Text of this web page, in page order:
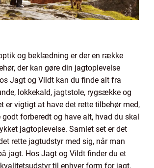
og beklædning er der en række
der kan gøre din jagtoplevelse
Jagt og Vildt kan du finde alt fra
lokkekald, jagtstole, rygsække og
er vigtigt at have det rette tilbehør med,
forberedt og have alt, hvad du skal
jagtoplevelse. Samlet set er det
rette jagtudstyr med sig, når man
jagt. Hos Jagt og Vildt finder du et
til enhver form for jagt,